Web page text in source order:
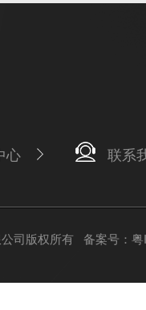
心 联系
公司版权所有 备案号：